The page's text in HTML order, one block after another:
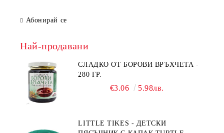
Абонирай се
Най-продавани
СЛАДКО ОТ БОРОВИ ВРЪХЧЕТА -
280 ГР.
€3.06 5.98лв.
LITTLE TIKES - ДЕТСКИ